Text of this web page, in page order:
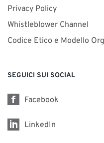
Privacy Policy
Whistleblower Channel
Codice Etico e Modello
SEGUICI SUI SOCIAL
Facebook
LinkedIn